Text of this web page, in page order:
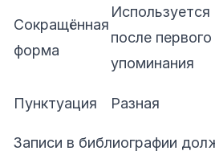
Сокращённая
форма
Используется
после первого
упоминания
Пунктуация Разная
Записи в библиографии